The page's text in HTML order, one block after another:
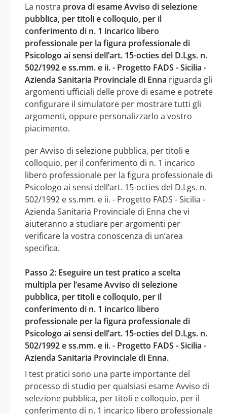
La nostra prova di esame Avviso di selezione
pubblica, per titoli e colloquio, per il
conferimento di n. 1 incarico libero
professionale per la figura professionale di
Psicologo ai sensi dell’art. 15-octies del D.Lgs. n.
502/1992 e ss.mm. e ii. - Progetto FADS - Sicilia -
Azienda Sanitaria Provinciale di Enna riguarda gli
argomenti ufficiali delle prove di esame e potrete
configurare il simulatore per mostrare tutti gli
argomenti, oppure personalizzarlo a vostro
piacimento.
per Avviso di selezione pubblica, per titoli e
colloquio, per il conferimento di n. 1 incarico
libero professionale per la figura professionale di
Psicologo ai sensi dell’art. 15-octies del D.Lgs. n.
502/1992 e ss.mm. e ii. - Progetto FADS - Sicilia -
Azienda Sanitaria Provinciale di Enna che vi
aiuteranno a studiare per argomenti per
verificare la vostra conoscenza di un’area
specifica.
Passo 2: Eseguire un test pratico a scelta
multipla per l’esame Avviso di selezione
pubblica, per titoli e colloquio, per il
conferimento di n. 1 incarico libero
professionale per la figura professionale di
Psicologo ai sensi dell’art. 15-octies del D.Lgs. n.
502/1992 e ss.mm. e ii. - Progetto FADS - Sicilia -
Azienda Sanitaria Provinciale di Enna.
I test pratici sono una parte importante del
processo di studio per qualsiasi esame Avviso di
selezione pubblica, per titoli e colloquio, per il
conferimento di n. 1 incarico libero professionale